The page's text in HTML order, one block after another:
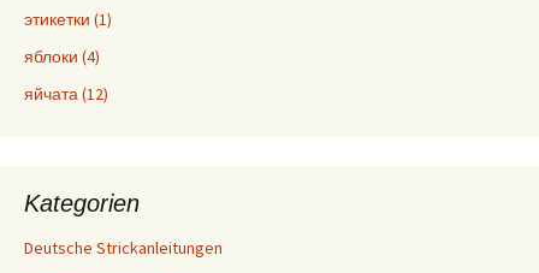
этикетки (1)
яблоки (4)
яйчата (12)
Kategorien
Deutsche Strickanleitungen